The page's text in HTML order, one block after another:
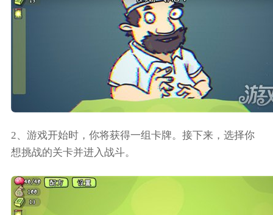
2、游戏开始时，你将获得一组卡牌。接下来，选择你
想挑战的关卡并进入战斗。